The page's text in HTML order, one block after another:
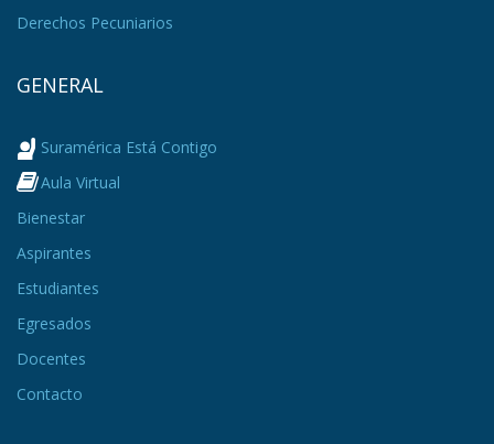
Derechos Pecuniarios
GENERAL
Suramérica Está Contigo
Aula Virtual
Bienestar
Aspirantes
Estudiantes
Egresados
Docentes
Contacto